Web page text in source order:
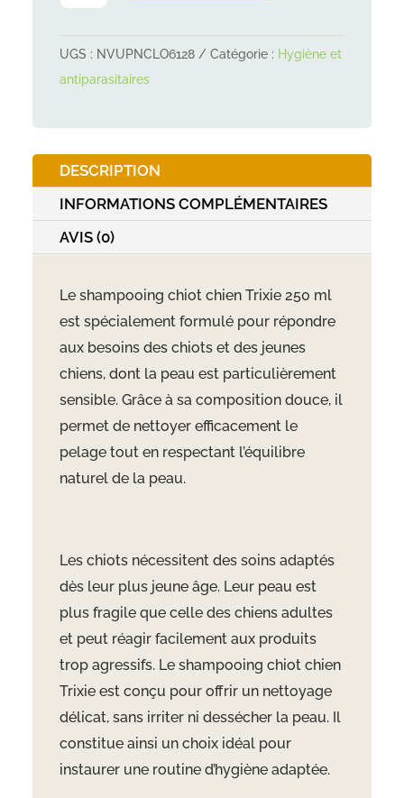
chien
Trixie
UGS : NVUPNCLO6128 Catégorie : Hygiène et
antiparasitaires
DESCRIPTION
INFORMATIONS COMPLÉMENTAIRES
AVIS (0)
Le shampooing chiot chien Trixie 250 ml
est spécialement formulé pour répondre
aux besoins des chiots et des jeunes
chiens, dont la peau est particulièrement
sensible. Grâce à sa composition douce, il
permet de nettoyer efficacement le
pelage tout en respectant l’équilibre
naturel de la peau.
Les chiots nécessitent des soins adaptés
dès leur plus jeune âge. Leur peau est
plus fragile que celle des chiens adultes
et peut réagir facilement aux produits
trop agressifs. Le shampooing chiot chien
Trixie est conçu pour offrir un nettoyage
délicat, sans irriter ni dessécher la peau. Il
constitue ainsi un choix idéal pour
instaurer une routine d’hygiène adaptée.